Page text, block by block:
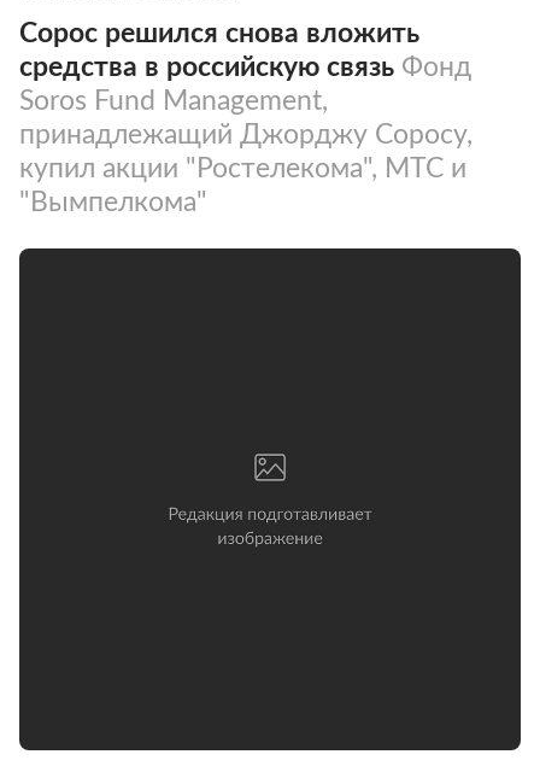
Сорос решился снова вложить
средства в российскую связь Фонд
Soros Fund Management,
принадлежащий Джорджу Соросу,
купил акции "Ростелекома", МТС и
"Вымпелкома"